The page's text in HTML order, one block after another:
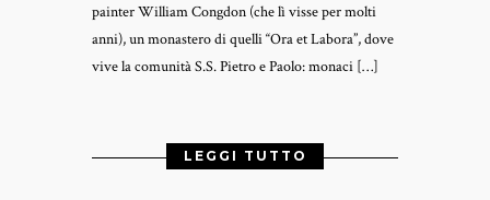
painter William Congdon (che lì visse per molti
anni), un monastero di quelli “Ora et Labora”, dove
vive la comunità S.S. Pietro e Paolo: monaci […]
LEGGI TUTTO